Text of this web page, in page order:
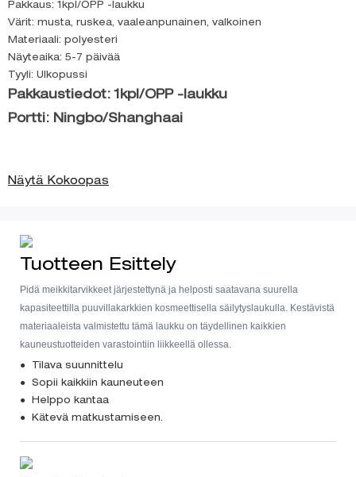
Pakkaus: 1kpl/OPP -laukku
Värit: musta, ruskea, vaaleanpunainen, valkoinen
Materiaali: polyesteri
Näyteaika: 5-7 päivää
Tyyli: Ulkopussi
Pakkaustiedot: 1kpl/OPP -laukku
Portti: Ningbo/Shanghaai
Näytä Kokoopas
Tuotteen Esittely
Pidä meikkitarvikkeet järjestettynä ja helposti saatavana suurella
kapasiteettilla puuvillakarkkien kosmeettisella säilytyslaukulla. Kestävistä
materiaaleista valmistettu tämä laukku on täydellinen kaikkien
kauneustuotteiden varastointiin liikkeellä ollessa.
● Tilava suunnittelu
● Sopii kaikkiin kauneuteen
● Helppo kantaa
● Kätevä matkustamiseen.